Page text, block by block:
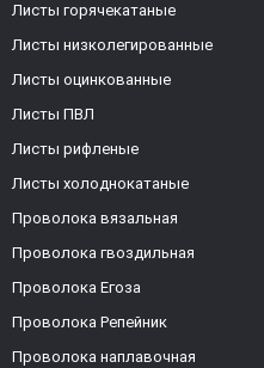
Листы горячекатаные
Листы низколегированные
Листы оцинкованные
Листы ПВЛ
Листы рифленые
Листы холоднокатаные
Проволока вязальная
Проволока гвоздильная
Проволока Егоза
Проволока Репейник
Проволока наплавочная